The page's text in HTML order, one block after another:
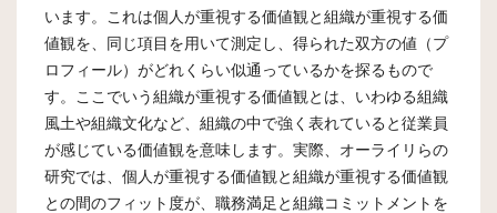
います。これは個人が重視する価値観と組織が重視する価
値観を、同じ項目を用いて測定し、得られた双方の値（プ
ロフィール）がどれくらい似通っているかを探るもので
す。ここでいう組織が重視する価値観とは、いわゆる組織
風土や組織文化など、組織の中で強く表れていると従業員
が感じている価値観を意味します。実際、オーライリらの
研究では、個人が重視する価値観と組織が重視する価値観
との間のフィット度が、職務満足と組織コミットメントを